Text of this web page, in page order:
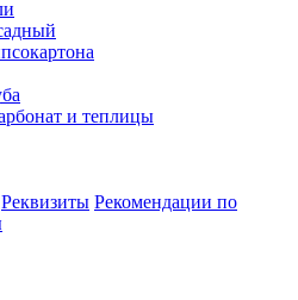
и теплицы
Реквизиты Рекомендации по